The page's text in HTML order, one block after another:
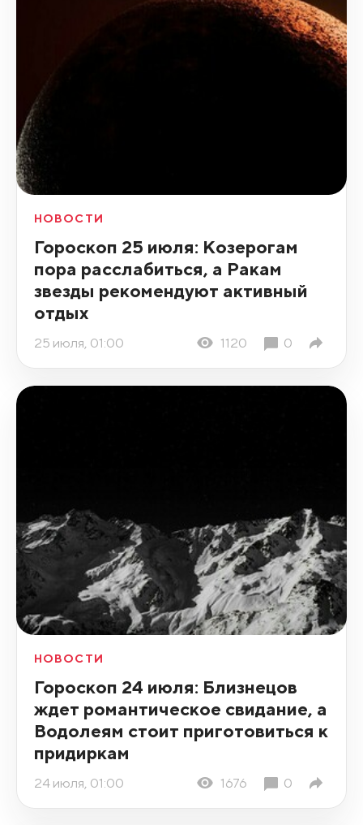
НОВОСТИ
Гороскоп 25 июля: Козерогам
пора расслабиться, а Ракам
звезды рекомендуют активный
отдых
25 июля, 01:00 1120 0
НОВОСТИ
Гороскоп 24 июля: Близнецов
ждет романтическое свидание, а
Водолеям стоит приготовиться к
придиркам
24 июля, 01:00 1676 0